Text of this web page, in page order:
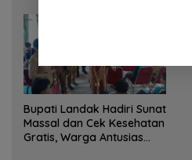
Tokoh Adat dan Lurah
Bupati Landak Hadiri Sunat
Massal dan Cek Kesehatan
Gratis, Warga Antusias